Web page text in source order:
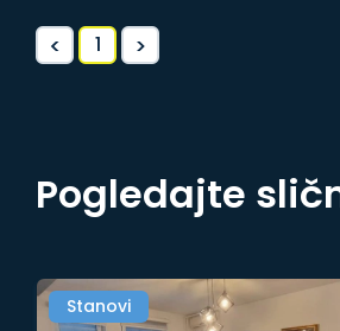
< 1 >
Pogledajte
Stanovi